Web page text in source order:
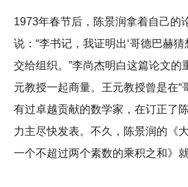
1973年春节后，陈景润拿着自己的
说：“李书记，我证明出‘哥德巴赫
交给组织。”李尚杰明白这篇论文的
元教授一起商量。王元教授曾是在“
有过卓越贡献的数学家，在订正了
力主尽快发表。不久，陈景润的《
一个不超过两个素数的乘积之和》就